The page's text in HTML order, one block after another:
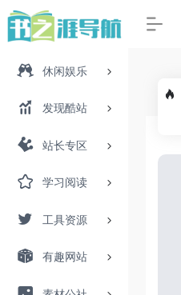
休闲娱乐
发现酷站
站长专区
学习阅读
工具资源
有趣网站